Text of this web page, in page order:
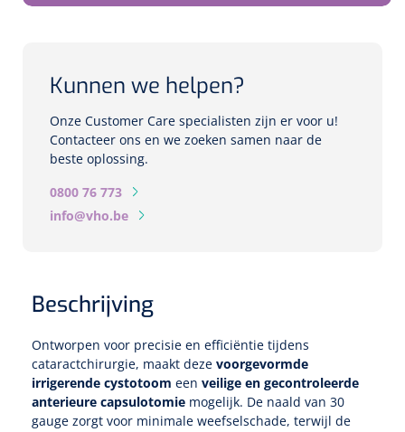
Biometers
Optische biometers
Perimeters
Fundus Cameras
Spleetlampen
Opties
Spleetlamp
Kunnen we helpen?
Onze Customer Care specialisten zijn er voor u!
Contacteer ons en we zoeken samen naar de
beste oplossing.
0800 76 773
info@vho.be
Beschrijving
Ontworpen voor precisie en efficiëntie tijdens
cataractchirurgie, maakt deze voorgevormde
irrigerende cystotoom een veilige en gecontroleerde
anterieure capsulotomie mogelijk. De naald van 30
gauge zorgt voor minimale weefselschade, terwijl de